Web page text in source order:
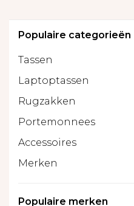
Populaire categorieën
Tassen
Laptoptassen
Rugzakken
Portemonnees
Accessoires
Merken
Populaire merken